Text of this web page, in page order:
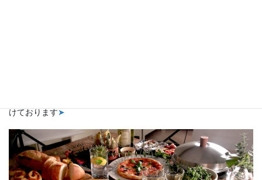
けております➤